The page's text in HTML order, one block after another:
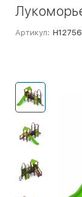
Артикул: